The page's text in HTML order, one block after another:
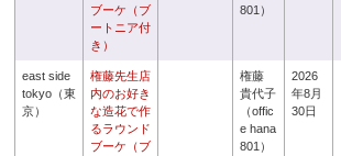
ブーケ（ブ
ートニア付
き）
801）
east side
tokyo（東
京）
権藤先生店
内のお好き
な造花で作
るラウンド
ブーケ（ブ
権藤
貴代子
（offic
e hana
801）
2026
年8月
30日